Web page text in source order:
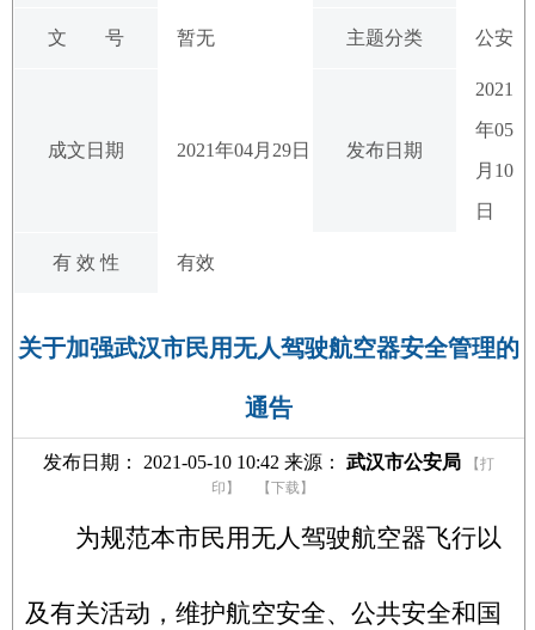
文 号 暂无 主题分类 公安
成文日期 2021年04月29日 发布日期
2021
年05
月10
日
有 效 性 有效
关于加强武汉市民用无人驾驶航空器安全管理的
通告
发布日期： 2021-05-10 10:42 来源： 武汉市公安局
【打
印】
【下载】
为规范本市民用无人驾驶航空器飞行以
及有关活动，维护航空安全、公共安全和国